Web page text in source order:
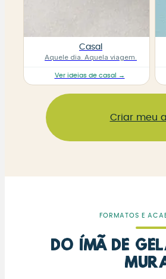
Casal
Aquele dia. Aquela viagem.
Ver ideias de casal →
Criar meu
FORMATOS E
Do ímã de